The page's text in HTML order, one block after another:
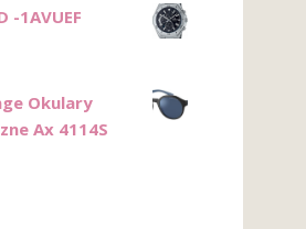
-1AVUEF
Okulary
Ax 4114S